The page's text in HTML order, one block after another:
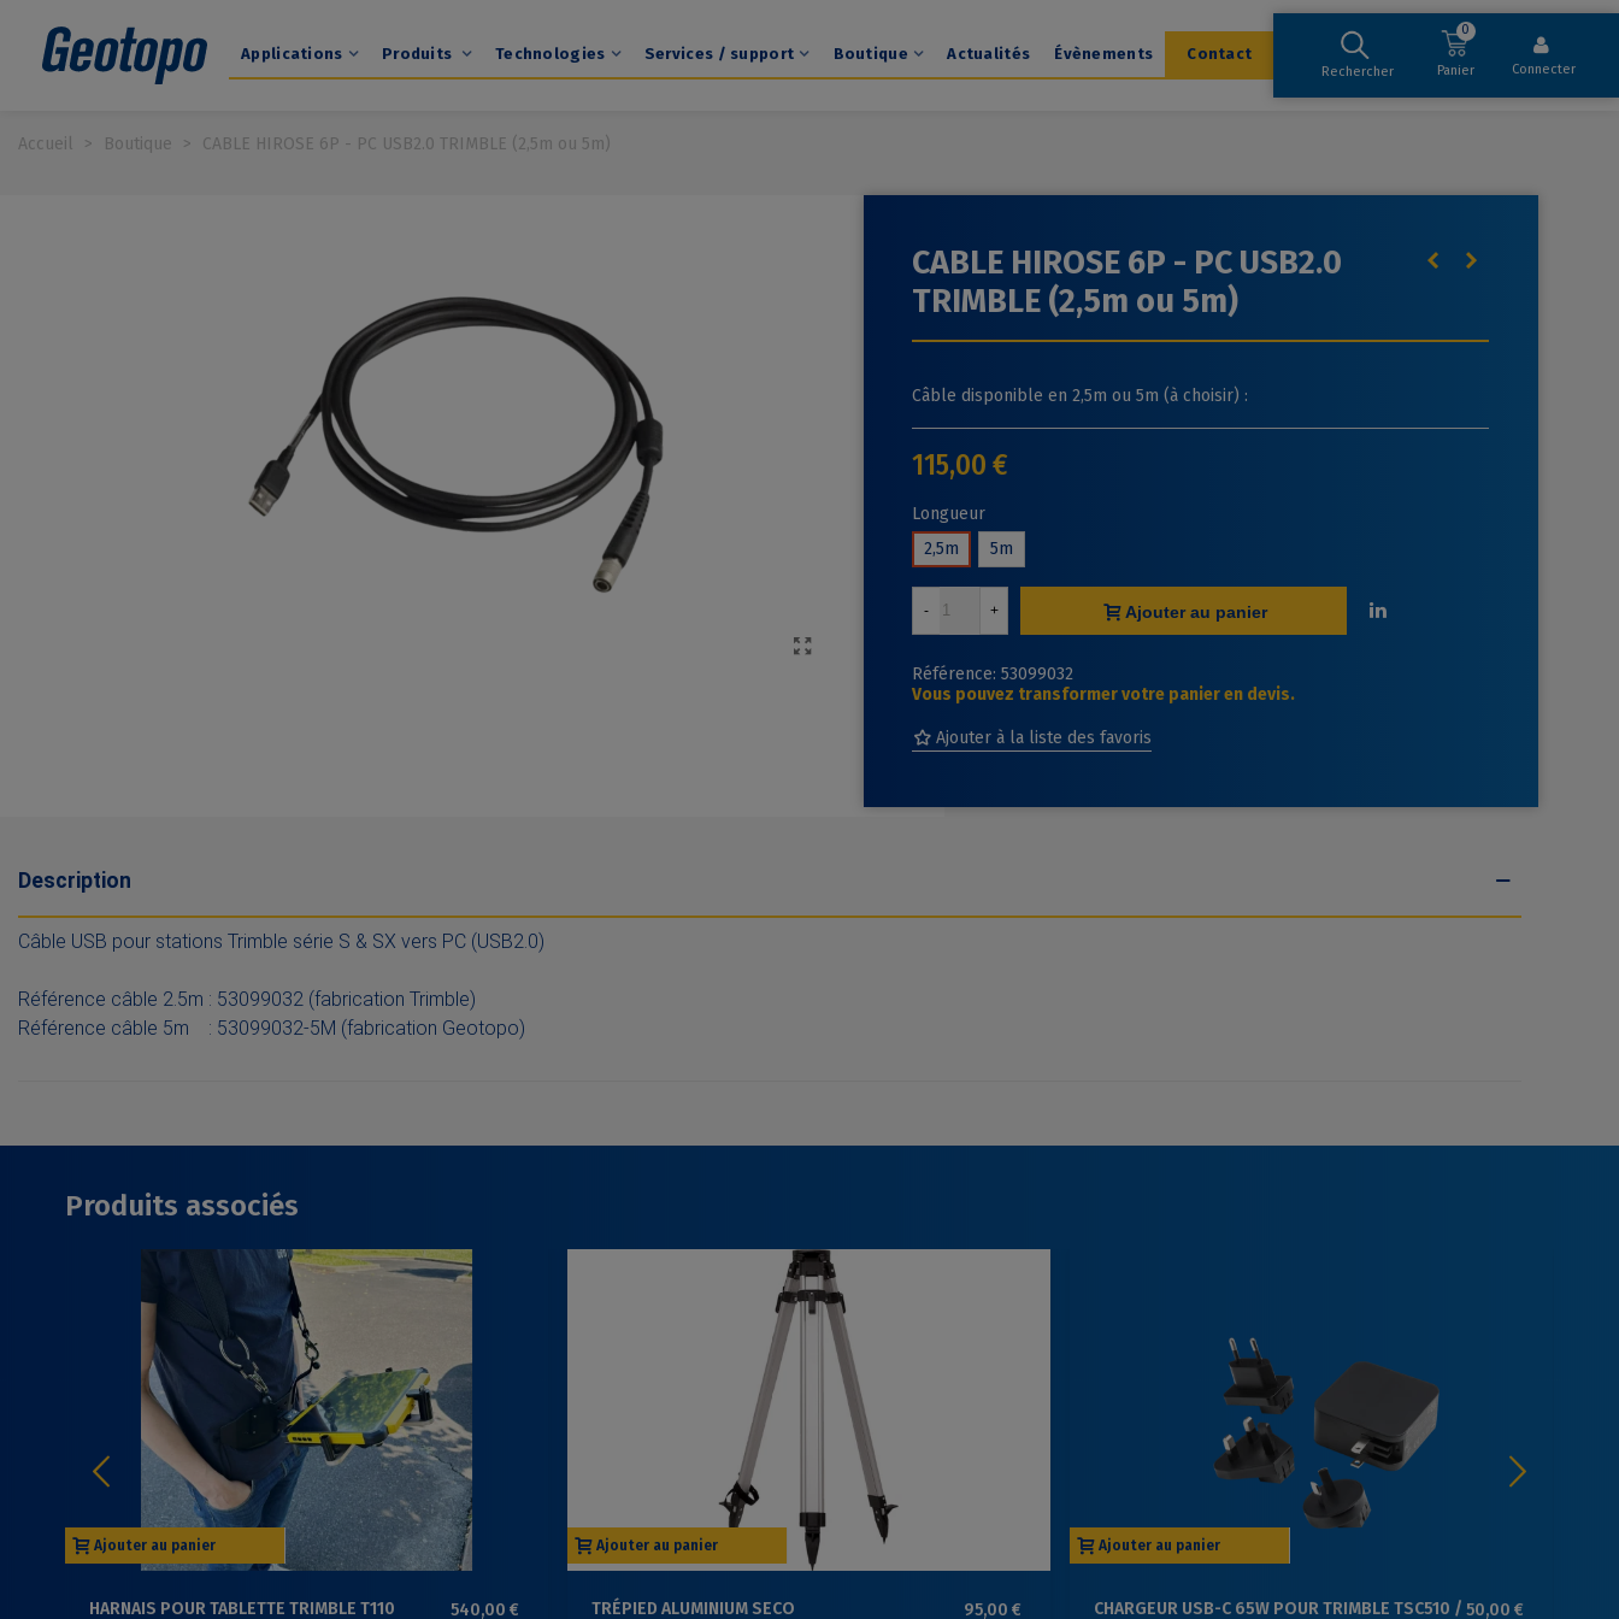
Applications Produits Technologies Services / support Boutique Actualités Évènements Contact
Rechercher Panier
0
Connecter
Accueil > Boutique > CABLE HIROSE 6P - PC USB2.0 TRIMBLE (2,5m ou 5m)
CABLE HIROSE 6P - PC USB2.0
TRIMBLE (2,5m ou 5m)
Câble disponible en 2,5m ou 5m (à choisir) :
115,00 €
Longueur
2,5m
5m
- + Ajouter au panier
Référence: 53099032
Vous pouvez transformer votre panier en devis.
Ajouter à la liste des favoris
Description
Câble USB pour stations Trimble série S & SX vers PC (USB2.0)
Référence câble 2.5m : 53099032 (fabrication Trimble)
Référence câble 5m : 53099032-5M (fabrication Geotopo)
Produits associés
Ajouter au panier
HARNAIS POUR TABLETTE TRIMBLE T110 540,00 €
Ajouter au panier
TRÉPIED ALUMINIUM SECO 95,00 €
Ajouter au panier
CHARGEUR USB-C 65W POUR TRIMBLE TSC510 / 50,00 €